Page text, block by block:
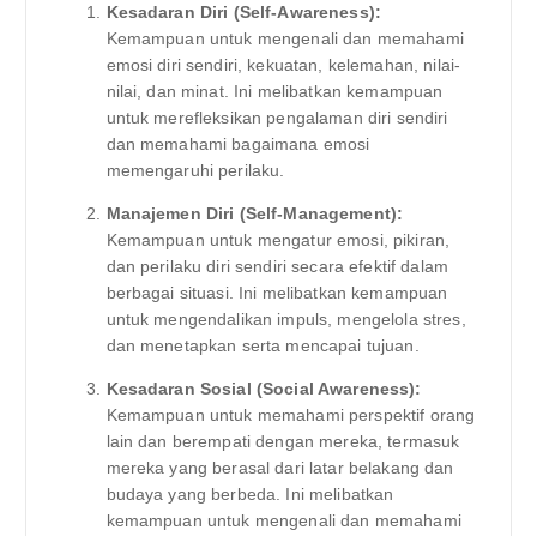
Kesadaran Diri (Self-Awareness):
Kemampuan untuk mengenali dan memahami
emosi diri sendiri, kekuatan, kelemahan, nilai-
nilai, dan minat. Ini melibatkan kemampuan
untuk merefleksikan pengalaman diri sendiri
dan memahami bagaimana emosi
memengaruhi perilaku.
Manajemen Diri (Self-Management):
Kemampuan untuk mengatur emosi, pikiran,
dan perilaku diri sendiri secara efektif dalam
berbagai situasi. Ini melibatkan kemampuan
untuk mengendalikan impuls, mengelola stres,
dan menetapkan serta mencapai tujuan.
Kesadaran Sosial (Social Awareness):
Kemampuan untuk memahami perspektif orang
lain dan berempati dengan mereka, termasuk
mereka yang berasal dari latar belakang dan
budaya yang berbeda. Ini melibatkan
kemampuan untuk mengenali dan memahami